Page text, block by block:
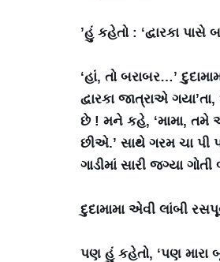
’હું કહેતો : ‘દ્વારકા
‘હાં, તો બરાબર…’
દ્વારકા જાત્રાએ
છે ! મને કહે, ‘મામા, તમે
છીએ.’ સાથે ગરમ ચા પી
ગાડીમાં સારી જગ્યા
દુદામામા એવી લાંબી
પણ હું કહેતો, ‘પણ